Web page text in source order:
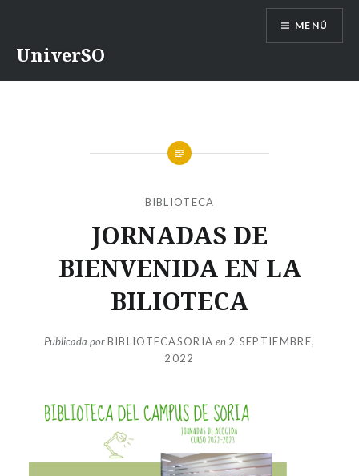
UniverSO
MENÚ
BIBLIOTECA
JORNADAS DE
BIENVENIDA EN LA
BILIOTECA
Publicada porBIBLIOTECASORIA en 2 SEPTIEMBRE,
2022